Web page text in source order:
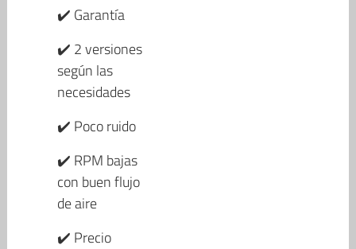
✔️ Garantía
✔️ 2 versiones
según las
necesidades
✔️ Poco ruido
✔️ RPM bajas
con buen flujo
de aire
✔️ Precio